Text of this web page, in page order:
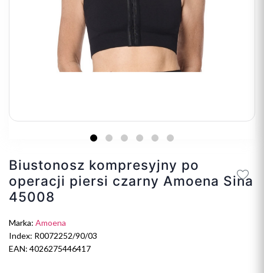
Biustonosz kompresyjny po
operacji piersi czarny Amoena Sina
45008
Marka: Amoena
Index: R0072252/90/03
EAN: 4026275446417